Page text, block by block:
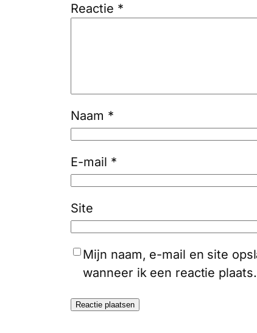
Reactie *
Naam *
E-mail *
Site
Mijn naam, e-mail en site
wanneer ik een reactie plaats.